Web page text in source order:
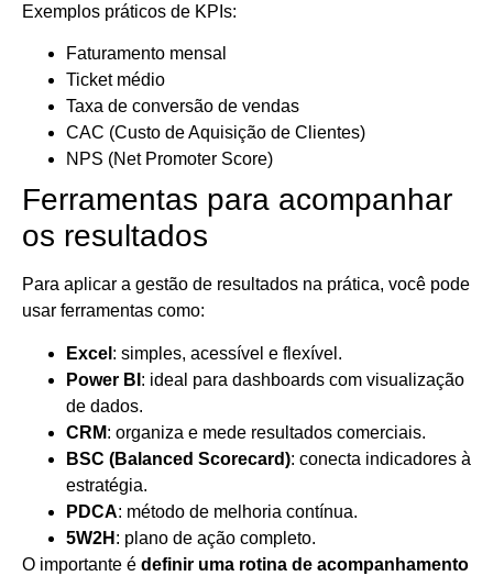
Exemplos práticos de KPIs:
Faturamento mensal
Ticket médio
Taxa de conversão de vendas
CAC (Custo de Aquisição de Clientes)
NPS (Net Promoter Score)
Ferramentas para acompanhar
os resultados
Para aplicar a gestão de resultados na prática, você pode
usar ferramentas como:
Excel : simples, acessível e flexível.
Power BI : ideal para dashboards com visualização
de dados.
CRM: organiza e mede resultados comerciais.
BSC (Balanced Scorecard): conecta indicadores à
estratégia.
PDCA: método de melhoria contínua.
5W2H : plano de ação completo.
O importante é definir uma rotina de acompanhamento